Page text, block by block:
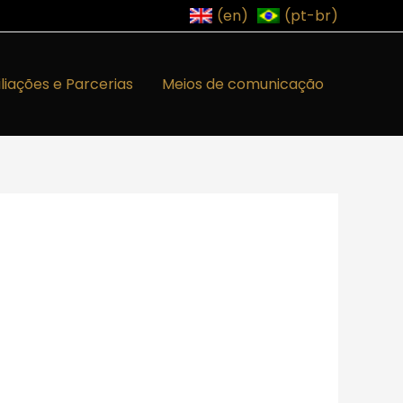
(en) (pt-br)
e Parcerias Meios de comunicação